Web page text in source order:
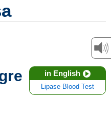
in English
Lipase Blood Test